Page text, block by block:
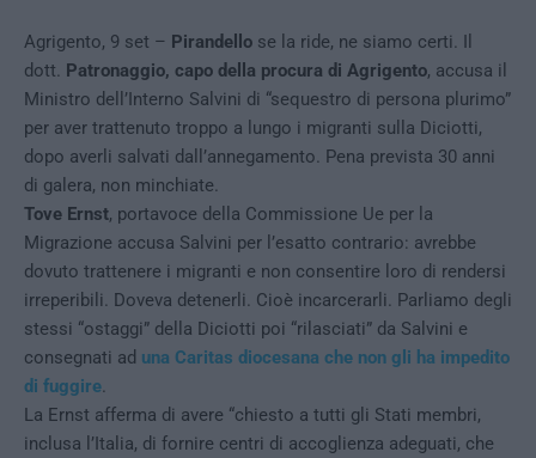
Agrigento, 9 set – Pirandello se la ride, ne siamo certi. Il
dott. Patronaggio, capo della procura di Agrigento, accusa il
Ministro dell’Interno Salvini di “sequestro di persona plurimo”
per aver trattenuto troppo a lungo i migranti sulla Diciotti,
dopo averli salvati dall’annegamento. Pena prevista 30 anni
di galera, non minchiate.
Tove Ernst, portavoce della Commissione Ue per la
Migrazione accusa Salvini per l’esatto contrario: avrebbe
dovuto trattenere i migranti e non consentire loro di rendersi
irreperibili. Doveva detenerli. Cioè incarcerarli. Parliamo degli
stessi “ostaggi” della Diciotti poi “rilasciati” da Salvini e
consegnati ad una Caritas diocesana che non gli ha impedito
di fuggire.
La Ernst afferma di avere “chiesto a tutti gli Stati membri,
inclusa l’Italia, di fornire centri di accoglienza adeguati, che